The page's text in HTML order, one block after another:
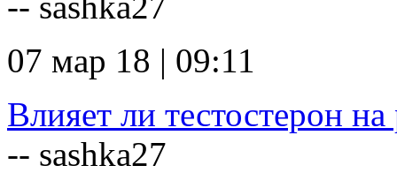
07 мар 18 | 09:11
Влияет ли тестостерон на
-- sashka27